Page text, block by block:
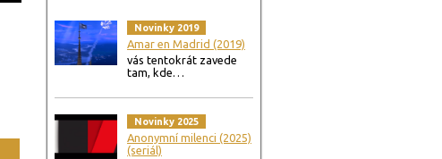
Novinky 2019
Amar en Madrid (2019)
vás tentokrát zavede
tam, kde…
Novinky 2025
Anonymní milenci (2025)
(seriál)